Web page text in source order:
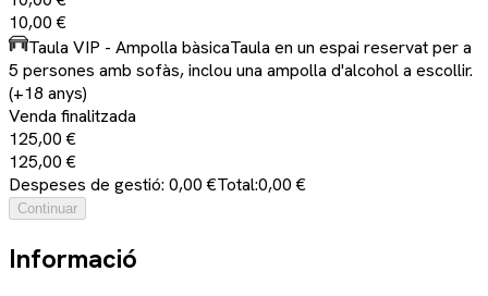
10,00 €
Taula VIP - Ampolla bàsicaTaula en un espai reservat per a
5 persones amb sofàs, inclou una ampolla d'alcohol a escollir.
(+18 anys)
Venda finalitzada
125,00 €
125,00 €
Despeses de gestió: 0,00 €Total:0,00 €
Continuar
Informació